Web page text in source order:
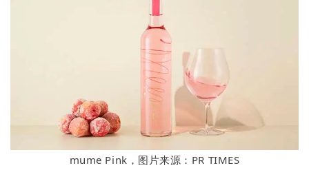
mume Pink，图片来源：PR TIMES